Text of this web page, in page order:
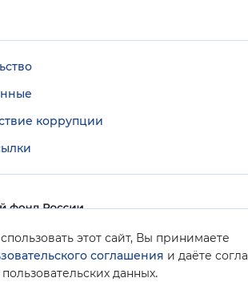
этот сайт, Вы принимаете
соглашения и даёте
данных.
коррупции